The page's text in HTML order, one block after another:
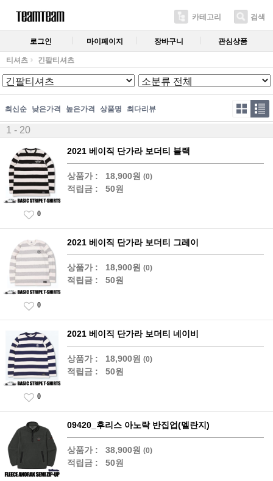
카테고리 검색
로그인 마이페이지 장바구니 관심상품
티셔츠 긴팔티셔츠
최신순 낮은가격 높은가격 상품명 최다리뷰
1 - 20
2021 베이직 단가라 보더티 블랙
상품가 : 18,900원 (0)
적립금 : 50원
0
2021 베이직 단가라 보더티 그레이
상품가 : 18,900원 (0)
적립금 : 50원
0
2021 베이직 단가라 보더티 네이비
상품가 : 18,900원 (0)
적립금 : 50원
0
09420_후리스 아노락 반집업(멜란지)
상품가 : 38,900원 (0)
적립금 : 50원